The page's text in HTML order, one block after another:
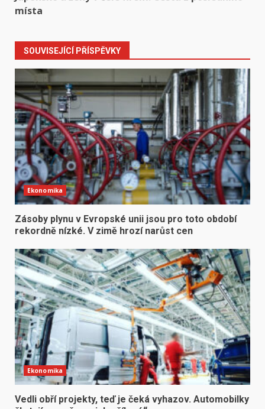
místa
SOUVISEJÍCÍ PŘÍSPĚVKY
Ekonomika
Zásoby plynu v Evropské unii jsou pro toto období
rekordně nízké. V zimě hrozí narůst cen
Ekonomika
Vedli obří projekty, teď je čeká vyhazov. Automobilky